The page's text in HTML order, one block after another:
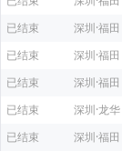
已结束
深圳·福田
已结束
深圳·福田
已结束
深圳·福田
已结束
深圳·龙华
已结束
深圳·福田